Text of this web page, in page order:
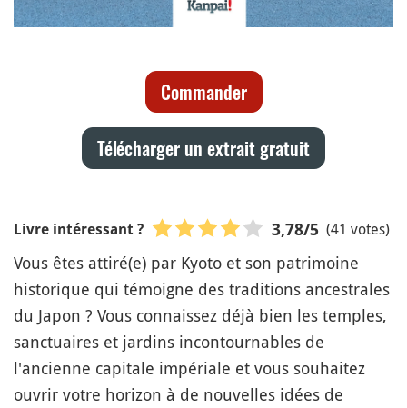
Commander
Télécharger un extrait gratuit
Livre intéressant ? 3,78/5 (41 votes)
Vous êtes attiré(e) par Kyoto et son patrimoine
historique qui témoigne des traditions ancestrales
du Japon ? Vous connaissez déjà bien les temples,
sanctuaires et jardins incontournables de
l'ancienne capitale impériale et vous souhaitez
ouvrir votre horizon à de nouvelles idées de